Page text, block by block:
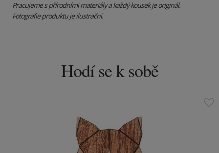
Pracujeme s přírodními materiály a každý kousek je originál.
Fotografie produktu je ilustrační.
Hodí se k sobě